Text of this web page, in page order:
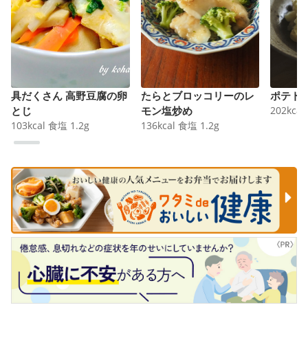
具だくさん 高野豆腐の卵
とじ
103kcal 食塩 1.2g
たらとブロッコリーのレ
モン塩炒め
136kcal 食塩 1.2g
ポテト
202kcal